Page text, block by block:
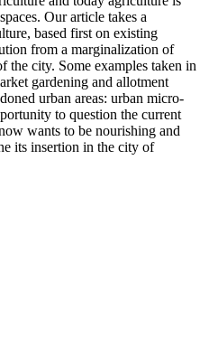
Our article takes a
based first on existing
from a marginalization of
the city. Some examples taken in
gardening and allotment
urban areas: urban micro-
to question the current
wants to be nourishing and
its insertion in the city of